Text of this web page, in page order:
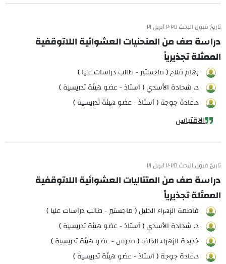
تاريخ قبول البحث ٢٠٢٥ أبريل ٢١
دراسة صف من المنحنيات العشوائية اللاتوقفية
الممثلة تجذيرياً
رهام فلاح ( ماجستير - طالب دراسات عليا )
د. شحادة الأسدي ( أستاذ - عضو هيئة تدريسية )
د.غادة جوجة ( أستاذ - عضو هيئة تدريسية )
الاقتباس
تاريخ قبول البحث ٢٠٢٥ أبريل ٢١
دراسة صف من المتتاليات العشوائية اللاتوقفية
الممثلة تجذيرياً
فاطمة الزهراء الخليل ( ماجستير - طالب دراسات عليا )
د. شحادة الأسدي ( أستاذ - عضو هيئة تدريسية )
خديجة الزهراء الخلف ( مدرس - عضو هيئة تدريسية )
د.غادة جوجة ( أستاذ - عضو هيئة تدريسية )